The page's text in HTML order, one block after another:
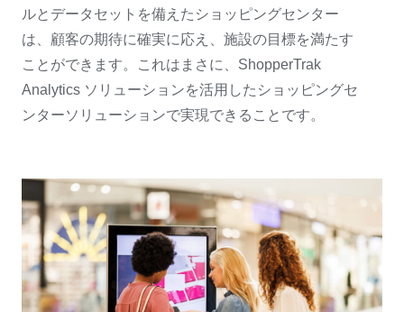
ルとデータセットを備えたショッピングセンター
は、顧客の期待に確実に応え、施設の目標を満たす
ことができます。これはまさに、ShopperTrak
Analytics ソリューションを活用したショッピングセ
ンターソリューションで実現できることです。